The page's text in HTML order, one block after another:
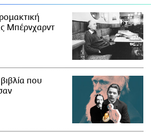
Μπέρνχαρντ
που